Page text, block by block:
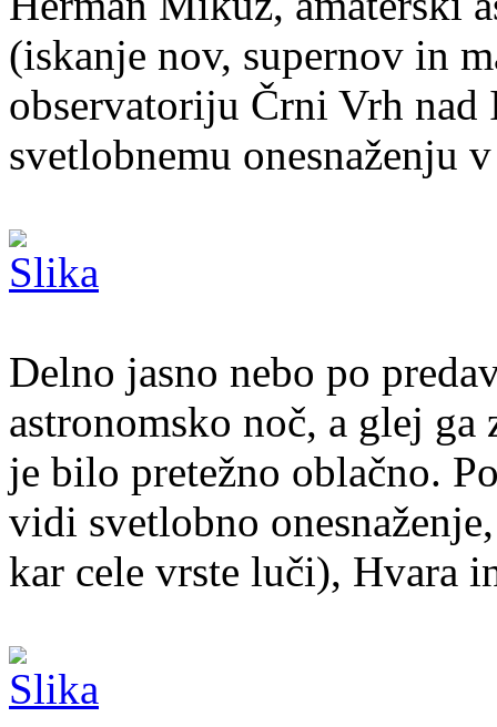
(iskanje nov, supernov in
observatoriju Črni Vrh
svetlobnemu onesnaženju
Delno jasno nebo po
astronomsko noč, a glej
je bilo pretežno oblačno.
vidi svetlobno
kar cele vrste luči), Hvara